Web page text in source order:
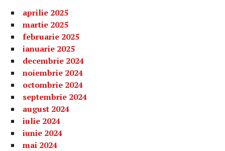
aprilie 2025
martie 2025
februarie 2025
ianuarie 2025
decembrie 2024
noiembrie 2024
octombrie 2024
septembrie 2024
august 2024
iulie 2024
iunie 2024
mai 2024